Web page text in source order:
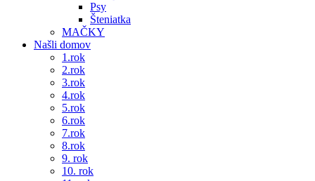
Psy
Šteniatka
MAČKY
Našli domov
1.rok
2.rok
3.rok
4.rok
5.rok
6.rok
7.rok
8.rok
9. rok
10. rok